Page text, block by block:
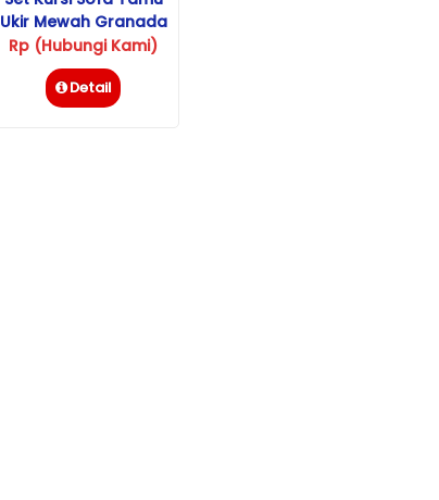
Ukir Mewah Granada
Jati
Rp (Hubungi Kami)
Detail